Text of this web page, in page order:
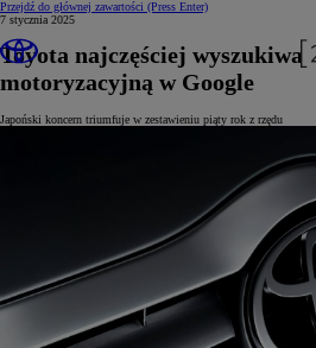
Przejdź do głównej zawartości (Press Enter)
7 stycznia 2025
Toyota najczęściej
motoryzacyjną w Google
Japoński koncern triumfuje w zestawieniu piąty rok z rzędu